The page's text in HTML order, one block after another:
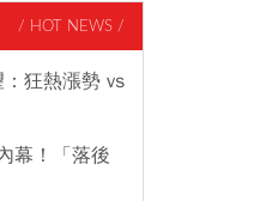
/ HOT NEWS /
狂熱漲勢 vs
幕！「落後